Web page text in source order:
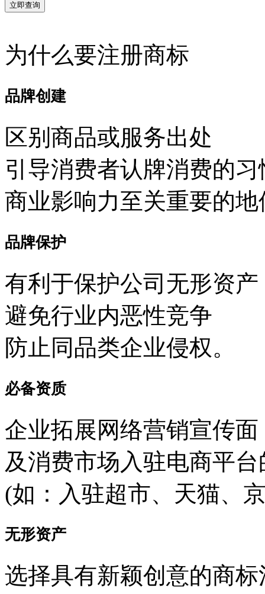
为什么要注册商标
品牌创建
区别商品或服务出处
引导消费者认牌消费的习
商业影响力至关重要的地
品牌保护
有利于保护公司无形资产
避免行业内恶性竞争
防止同品类企业侵权。
必备资质
企业拓展网络营销宣传面
及消费市场入驻电商平
(如：入驻超市、天猫、
无形资产
选择具有新颖创意的商标